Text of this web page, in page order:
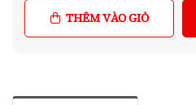
THÊM VÀO GIỎ